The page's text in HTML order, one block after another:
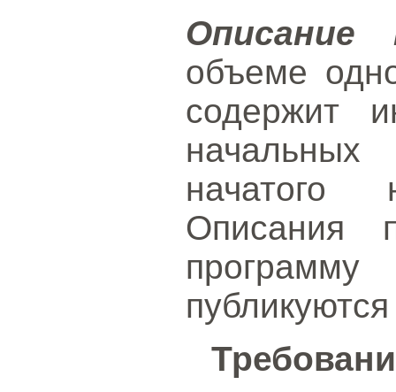
Описание
объеме
содержит
начатого
Описания